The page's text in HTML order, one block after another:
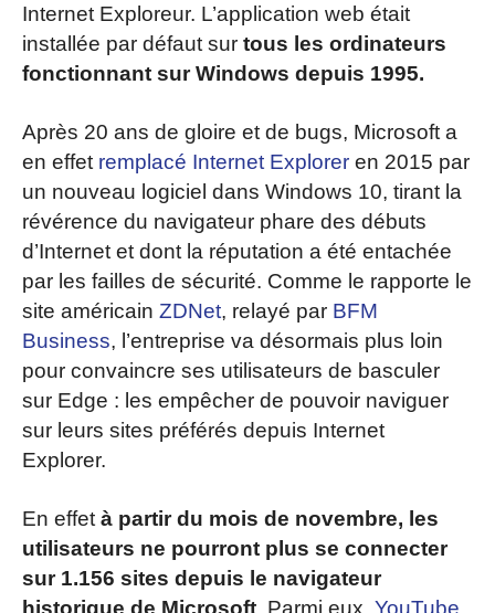
Internet Exploreur. L’application web était
installée par défaut sur tous les ordinateurs
fonctionnant sur Windows depuis 1995.
Après 20 ans de gloire et de bugs, Microsoft a
en effet remplacé Internet Explorer en 2015 par
un nouveau logiciel dans Windows 10, tirant la
révérence du navigateur phare des débuts
d’Internet et dont la réputation a été entachée
par les failles de sécurité. Comme le rapporte le
site américain ZDNet, relayé par BFM
Business, l’entreprise va désormais plus loin
pour convaincre ses utilisateurs de basculer
sur Edge : les empêcher de pouvoir naviguer
sur leurs sites préférés depuis Internet
Explorer.
En effet à partir du mois de novembre, les
utilisateurs ne pourront plus se connecter
sur 1.156 sites depuis le navigateur
historique de Microsoft . Parmi eux, YouTube